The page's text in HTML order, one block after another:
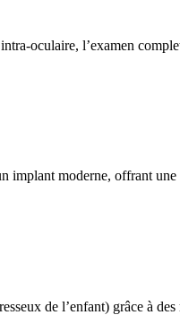
oculaire, l’examen
implant moderne, offrant
de l’enfant) grâce à des